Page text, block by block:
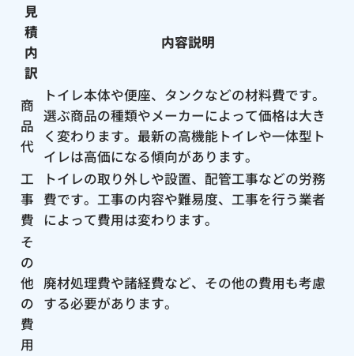
見
積
内
訳
内容説明
商
品
代
トイレ本体や便座、タンクなどの材料費です。
選ぶ商品の種類やメーカーによって価格は大き
く変わります。最新の高機能トイレや一体型ト
イレは高価になる傾向があります。
工
事
費
トイレの取り外しや設置、配管工事などの労務
費です。工事の内容や難易度、工事を行う業者
によって費用は変わります。
そ
の
他
の
費
用
廃材処理費や諸経費など、その他の費用も考慮
する必要があります。